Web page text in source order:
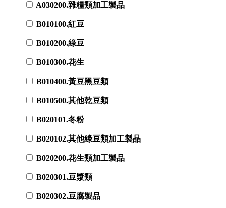
A030200.雜糧類加工製品
B010100.紅豆
B010200.綠豆
B010300.花生
B010400.黃豆黑豆類
B010500.其他乾豆類
B020101.冬粉
B020102.其他綠豆類加工製品
B020200.花生類加工製品
B020301.豆漿類
B020302.豆腐製品